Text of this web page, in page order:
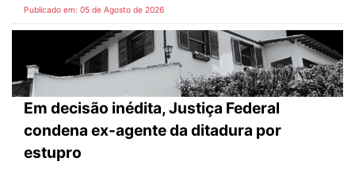
Publicado em: 05 de Agosto de 2026
Em decisão inédita, Justiça Federal
condena ex-agente da ditadura por
estupro